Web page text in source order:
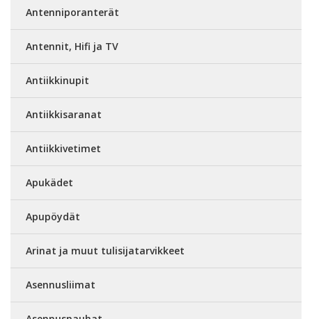
Antenniporanterät
Antennit, Hifi ja TV
Antiikkinupit
Antiikkisaranat
Antiikkivetimet
Apukädet
Apupöydät
Arinat ja muut tulisijatarvikkeet
Asennusliimat